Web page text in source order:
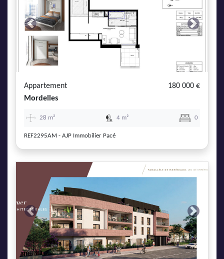
Previous Next
Appartement
180 000 €
Mordelles
28 m² 4 m² 0
REF2295AM - AJP Immobilier Pacé
Previous Next